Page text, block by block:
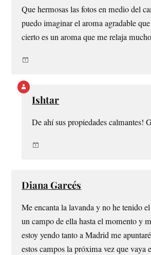
Que hermosas las fotos en medio del
puedo imaginar el aroma agradable
cierto es un aroma que me relaja
Ishtar
De ahí sus propiedades calmantes!
Diana Garcés
Me encanta la lavanda y no he tenido
un campo de ella hasta el momento y
estoy yendo tanto a Madrid me
estos campos la próxima vez que vaya